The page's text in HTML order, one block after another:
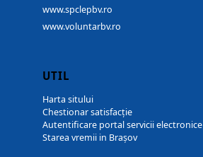
www.spclepbv.ro
www.voluntarbv.ro
UTIL
Harta sitului
Chestionar satisfacție
Autentificare portal servicii electronice
Starea vremii in Brașov